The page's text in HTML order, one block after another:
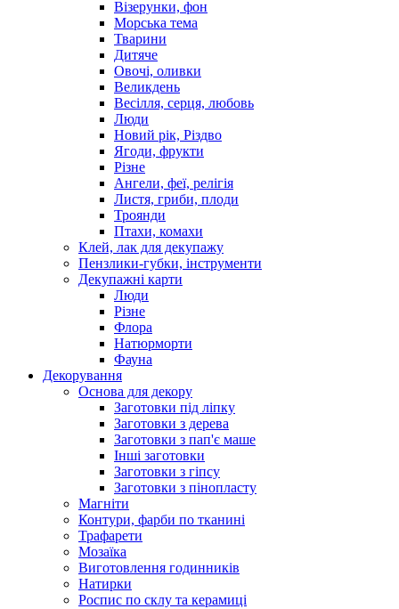
Візерунки, фон
Морська тема
Тварини
Дитяче
Овочі, оливки
Великдень
Весілля, серця, любовь
Люди
Новий рік, Різдво
Ягоди, фрукти
Різне
Ангели, феї, релігія
Листя, гриби, плоди
Троянди
Птахи, комахи
Клей, лак для декупажу
Пензлики-губки, інструменти
Декупажні карти
Люди
Різне
Флора
Натюрморти
Фауна
Декорування
Основа для декору
Заготовки під ліпку
Заготовки з дерева
Заготовки з пап'є маше
Інші заготовки
Заготовки з гіпсу
Заготовки з пінопласту
Магніти
Контури, фарби по тканині
Трафарети
Мозаїка
Виготовлення годинників
Натирки
Роспис по склу та керамиці